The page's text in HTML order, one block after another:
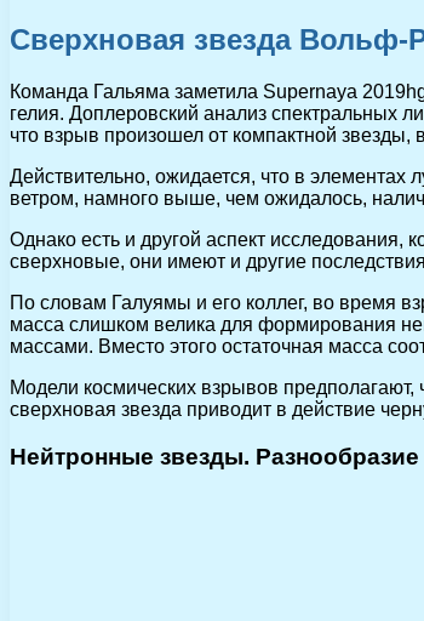
Сверхновая звезда Вольф-
Команда Гальяма заметила Supernaya
гелия. Доплеровский анализ спектральных
что взрыв произошел от компактной
Действительно, ожидается, что в элементах
ветром, намного выше, чем ожидалось,
Однако есть и другой аспект исследования,
сверхновые, они имеют и другие
По словам Галуямы и его коллег, во время
масса слишком велика для формирования
массами. Вместо этого остаточная масса
Модели космических взрывов
сверхновая звезда приводит в действие
Нейтронные звезды.